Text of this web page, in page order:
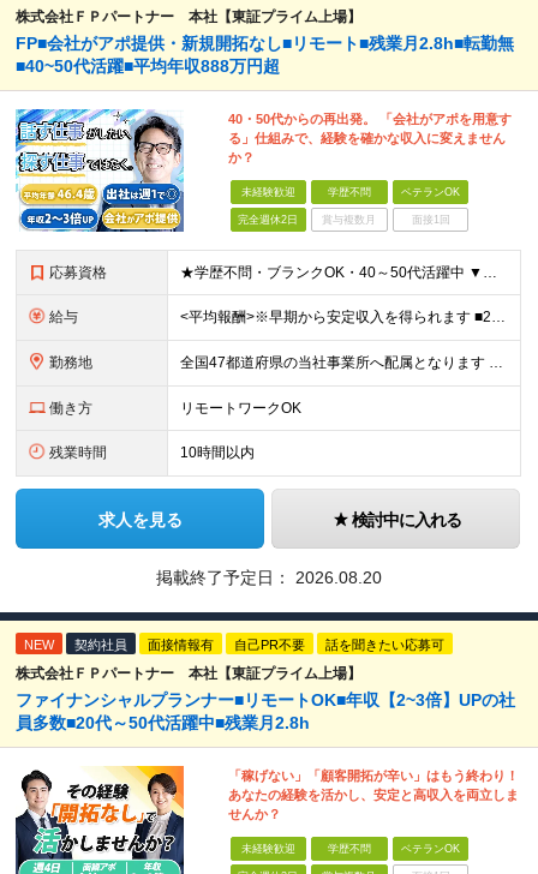
株式会社ＦＰパートナー 本社【東証プライム上場】
FP■会社がアポ提供・新規開拓なし■リモート■残業月2.8h■転勤無
■40~50代活躍■平均年収888万円超
40・50代からの再出発。 「会社がアポを用意す
る」仕組みで、経験を確かな収入に変えません
か？
未経験歓迎 学歴不問 ベテランOK
完全週休2日 賞与複数月 面接1回
応募資格 ★学歴不問・ブランクOK・40～50代活躍中 ▼以下いずれかのご経験をお持ちの方 ■金融業界（保険会社や銀行、証券会社、信用金庫など）での就業経験 ■何かしらの営業経験をお持ちの方 ※ブランクのある方
給与 <平均報酬>※早期から安定収入を得られます ■2年目～：888万円 ■3年目～：960万円 ■4年目～：1028万円 ★成果連動型報酬（営業成績に応じて支給/45時間分固定残業代含む/超過分は別途支
勤務地 全国47都道府県の当社事業所へ配属となります ※居住地や希望の勤務先を考慮します ※リモートワークOK／転勤なし ＜本社＞ 東京都台東区浅草橋1-1-8 FP浅草橋ビル (変更の範囲)上記を除く当
働き方 リモートワークOK
残業時間 10時間以内
求人を見る 検討中に入れる
掲載終了予定日： 2026.08.20
NEW 契約社員 面接情報有 自己PR不要 話を聞きたい応募可
株式会社ＦＰパートナー 本社【東証プライム上場】
ファイナンシャルプランナー■リモートOK■年収【2~3倍】UPの社
員多数■20代～50代活躍中■残業月2.8h
「稼げない」「顧客開拓が辛い」はもう終わり！
あなたの経験を活かし、安定と高収入を両立しま
せんか？
未経験歓迎 学歴不問 ベテランOK